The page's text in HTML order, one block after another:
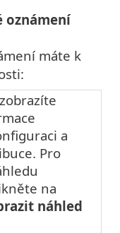
oznámení
máte k
a
Pro
na
náhled